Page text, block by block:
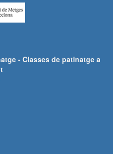
- Classes de patinatge a